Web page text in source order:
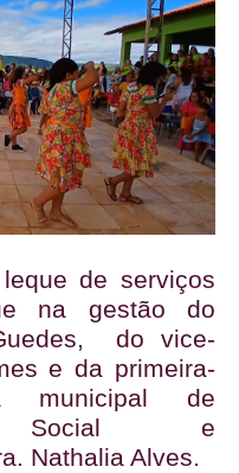
de serviços
na gestão do
do vice-
e da primeira-
municipal de
Social e
Nathalia Alves.